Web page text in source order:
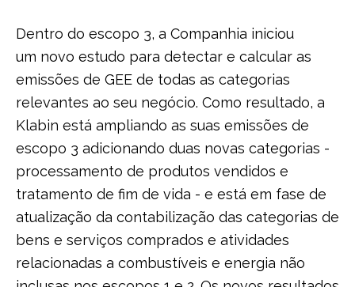
Dentro do escopo 3, a Companhia iniciou
um novo estudo para detectar e calcular as
emissões de GEE de todas as categorias
relevantes ao seu negócio. Como resultado, a
Klabin está ampliando as suas emissões de
escopo 3 adicionando duas novas categorias -
processamento de produtos vendidos e
tratamento de fim de vida - e está em fase de
atualização da contabilização das categorias de
bens e serviços comprados e atividades
relacionadas a combustíveis e energia não